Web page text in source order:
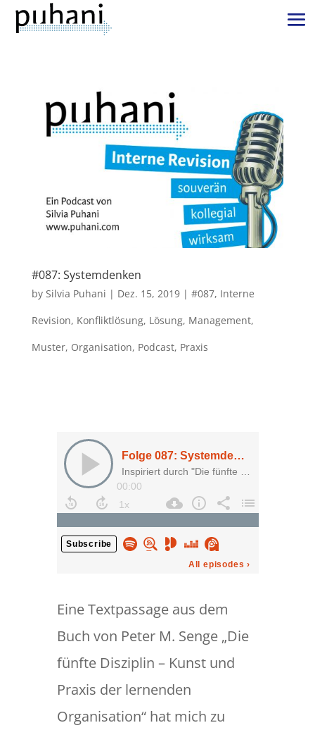
#087: Systemdenken
by Silvia Puhani | Dez. 15, 2019| #087, Interne
Revision, Konfliktlösung, Lösung, Management,
Muster, Organisation, Podcast, Praxis
Eine Textpassage aus dem
Buch von Peter M. Senge „Die
fünfte Disziplin – Kunst und
Praxis der lernenden
Organisation“ hat mich zu